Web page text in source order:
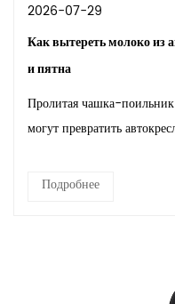
2026-07-29
Как вытереть молоко из
и пятна
Пролитая чашка-поильник
могут превратить
Подробнее